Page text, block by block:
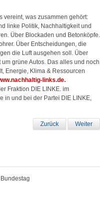
vereint, was zusammen gehört:
linke Politik, Nachhaltigkeit und
Über Blockaden und Betonköpfe.
Über Entscheidungen, die
die Luft ausgehen soll. Über
grüne Autos. Das alles und noch
Energie, Klima & Ressourcen
links.de.
Fraktion DIE LINKE. im
in und bei der Partei DIE LINKE,
Zurück Weiter